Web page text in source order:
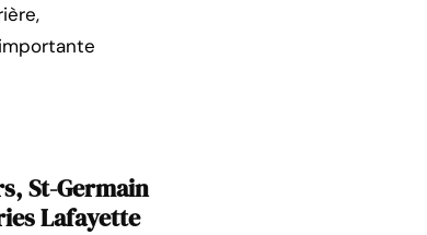
St-Germain
Lafayette